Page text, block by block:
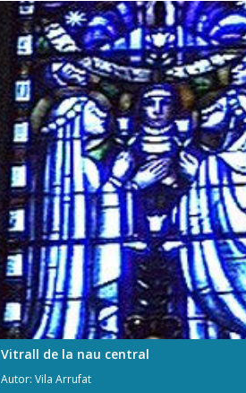
Vitrall de la nau central
Autor: Vila Arrufat